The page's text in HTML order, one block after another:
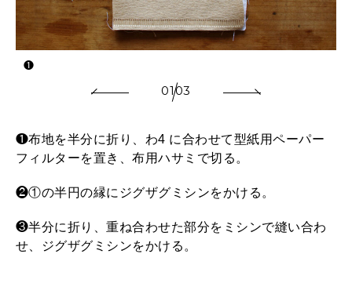
❶
0103
❶布地を半分に折り、わ4 に合わせて型紙用ペーパー
フィルターを置き、布用ハサミで切る。
❷①の半円の縁にジグザグミシンをかける。
❸半分に折り、重ね合わせた部分をミシンで縫い合わ
せ、ジグザグミシンをかける。